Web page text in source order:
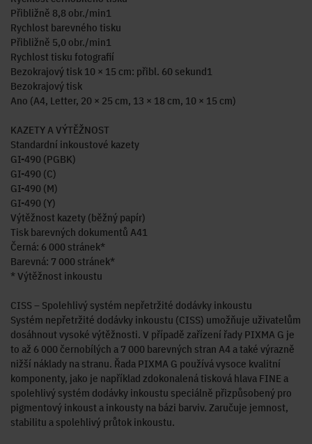
Přibližně 8,8 obr./min1
Rychlost barevného tisku
Přibližně 5,0 obr./min1
Rychlost tisku fotografií
Bezokrajový tisk 10 × 15 cm: přibl. 60 sekund1
Bezokrajový tisk
Ano (A4, Letter, 20 × 25 cm, 13 × 18 cm, 10 × 15 cm)
KAZETY A VÝTĚŽNOST
Standardní inkoustové kazety
GI-490 (PGBK)
GI-490 (C)
GI-490 (M)
GI-490 (Y)
Výtěžnost kazety (běžný papír)
Tisk barevných dokumentů A41
Černá: 6 000 stránek*
Barevná: 7 000 stránek*
* Výtěžnost inkoustu
CISS – Spolehlivý systém nepřetržité dodávky inkoustu
Systém nepřetržité dodávky inkoustu (CISS) umožňuje uživatelům
dosáhnout vysoké výtěžnosti. V případě zařízení řady PIXMA G je
to až 6 000 černobílých a 7 000 barevných stran A4 a také výrazně
nižší náklady na stranu. Řada PIXMA G používá vysoce kvalitní
komponenty, jako je například zdokonalená tisková hlava FINE a
spolehlivý systém dodávky inkoustu speciálně přizpůsobený pro
pigmentový inkoust a inkousty na bázi barviv. Zaručuje jemnost,
stabilitu a spolehlivý průtok inkoustu.